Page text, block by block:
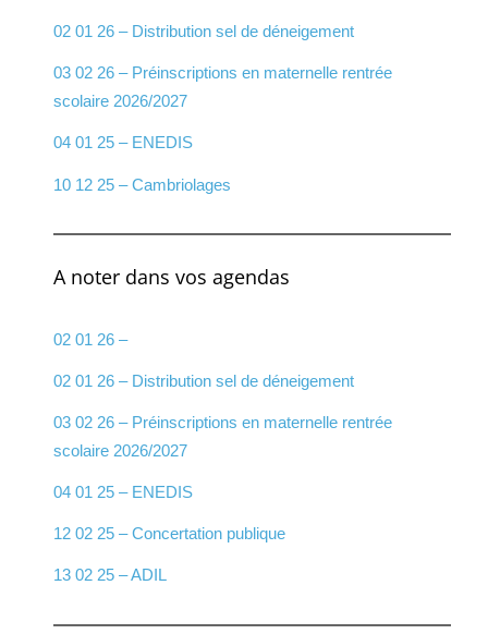
02 01 26 – Distribution sel de déneigement
03 02 26 – Préinscriptions en maternelle rentrée
scolaire 2026/2027
04 01 25 – ENEDIS
10 12 25 – Cambriolages
A noter dans vos agendas
02 01 26 –
02 01 26 – Distribution sel de déneigement
03 02 26 – Préinscriptions en maternelle rentrée
scolaire 2026/2027
04 01 25 – ENEDIS
12 02 25 – Concertation publique
13 02 25 – ADIL